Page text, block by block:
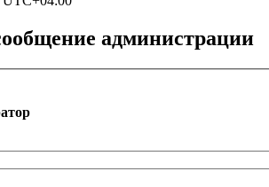
администрации